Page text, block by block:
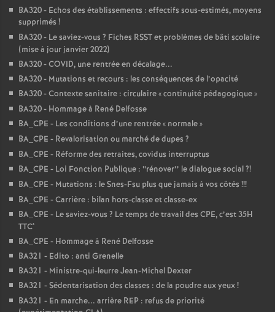
BA320 - Echos des établissements : effectifs sous-estimés, moyens
supprimés !
BA320 - Le saviez-vous ? Fiches RSST et problèmes de bâti scolaire
(mise à jour janvier 2022)
BA320 - COVID, une rentrée en décalage...
BA320 - Mutations et recours : les conséquences de l’opacité
BA320 - Contexte sanitaire : circulaire «continuité pédagogique»
BA320 - Hommage à René Delfosse
BA_CPE - Les conditions d’une rentrée « normale»
BA_CPE - Revalorisation ou marché de dupes ?
BA_CPE - Réforme des retraites, covidus interruptus
BA_CPE - Loi Fonction Publique : ‘‘rénover’’ le dialogue social?!
BA_CPE - Mutations : le Snes-Fsu plus que jamais à vos côtés !!!
BA_CPE - Carrière : bilan hors-classe et classe-ex
BA_CPE - Le saviez-vous ? Le temps de travail des CPE, c’est 35H
TTC*
BA_CPE - Hommage à René Delfosse
BA321 - Edito : anti Grenelle
BA321 - Ministre-qui-leurre Jean-Michel Dexter
BA321 - Sédentarisation des classes : de la poudre aux yeux!
BA321 - En marche... arrière REP : refus de priorité